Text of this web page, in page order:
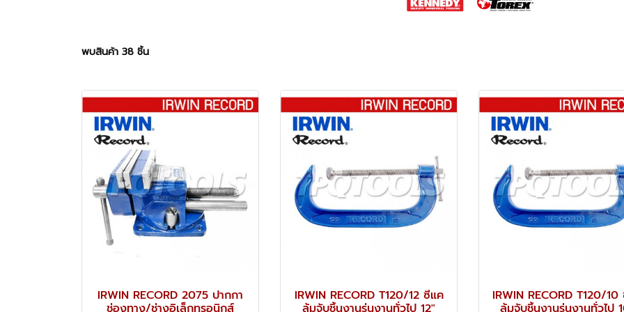
พบสินค้า 38 ชิ้น
IRWIN RECORD 2075 ปากกา
ช่องทาง/ช่างอิเล็กทรอนิกส์
IRWIN RECORD T120/12 ซีแค
ล้มจับชิ้นงานรุ่นงานทั่วไป 12"
IRWIN RECORD T120/
ล้มจับชิ้นงานรุ่นงานทั่วไป